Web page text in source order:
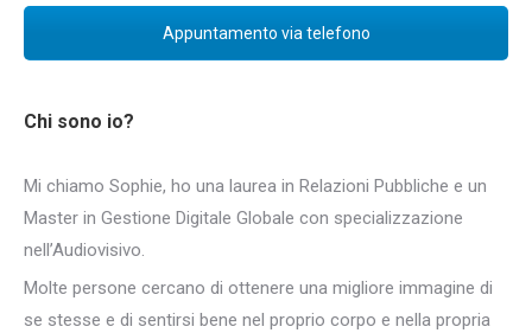
Chi sono io?
Mi chiamo Sophie, ho una laurea in Relazioni Pubbliche e un
Master in Gestione Digitale Globale con specializzazione
nell’Audiovisivo.
Molte persone cercano di ottenere una migliore immagine di
se stesse e di sentirsi bene nel proprio corpo e nella propria
Appuntamento via telefono